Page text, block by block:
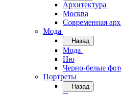
Архитектура
Москва
Современная
Мода
Назад
Мода
Ню
Черно-белые
Портреты
Назад